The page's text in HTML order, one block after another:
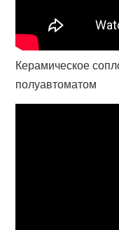
Керамическое
полуавтоматом